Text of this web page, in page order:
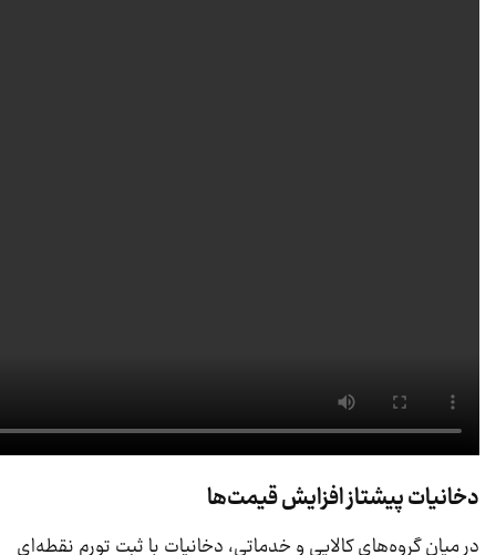
دخانیات پیشتاز افزایش قیمت‌ها
در میان گروه‌های کالایی و خدماتی، دخانیات با ثبت تورم نقطه‌ای